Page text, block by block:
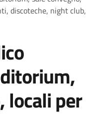
discoteche, night club,
locali per